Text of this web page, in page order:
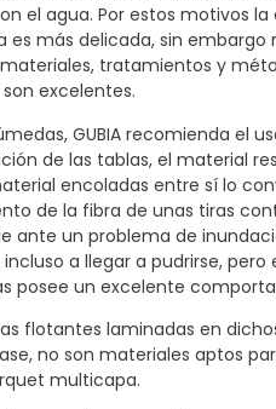
el agua. Por estos motivos la
más delicada, sin embargo
tratamientos y
excelentes.
GUBIA recomienda el
de las tablas, el material
encoladas entre sí lo
de la fibra de unas tiras
ante un problema de
a llegar a pudrirse, pero
posee un excelente
flotantes laminadas en
no son materiales aptos
multicapa.